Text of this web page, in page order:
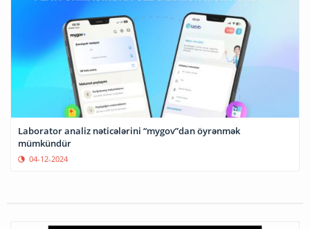
Laborator analiz nəticələrini “mygov”dan öyrənmək
mümkündür
04-12-2024